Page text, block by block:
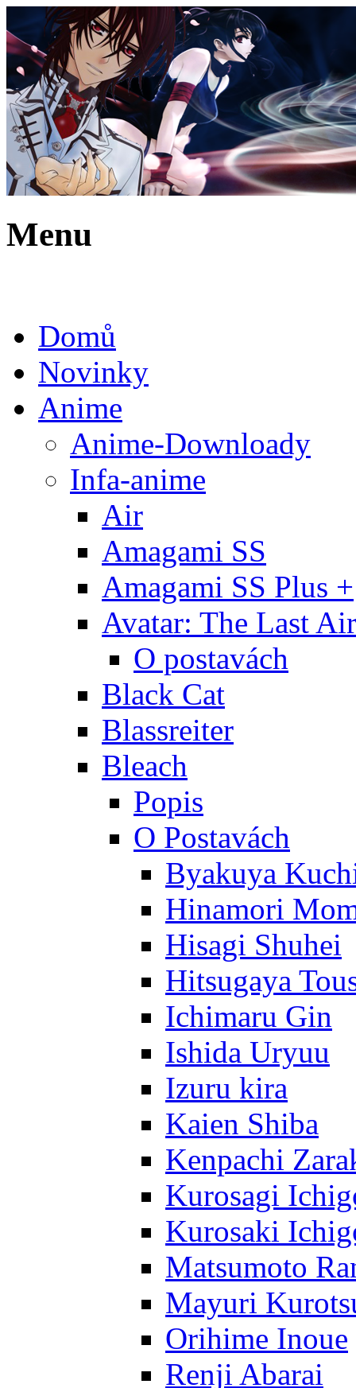
Menu
Domů
Novinky
Anime
Anime-Downloady
Infa-anime
Air
Amagami SS
Amagami SS Plus +
Avatar: The Last
O postavách
Black Cat
Blassreiter
Bleach
Popis
O Postavách
Byakuya
Hinamori
Hisagi Shuhei
Hitsugaya
Ichimaru Gin
Ishida Uryuu
Izuru kira
Kaien Shiba
Kenpachi
Kurosagi
Kurosaki
Matsumoto
Mayuri
Orihime Inoue
Renji Abarai